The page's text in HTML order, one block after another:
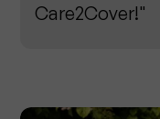
Care2Cover!"